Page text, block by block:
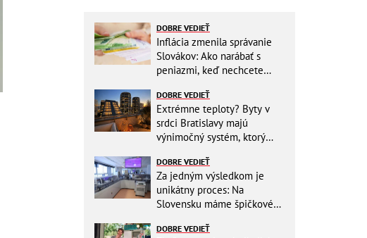
DOBRE VEDIEŤ
Inflácia zmenila správanie
Slovákov: Ako narábať s
peniazmi, keď nechcete
DOBRE VEDIEŤ
Extrémne teploty? Byty v
srdci Bratislavy majú
výnimočný systém, ktorý
DOBRE VEDIEŤ
Za jedným výsledkom je
unikátny proces: Na
Slovensku máme špičkové
DOBRE VEDIEŤ